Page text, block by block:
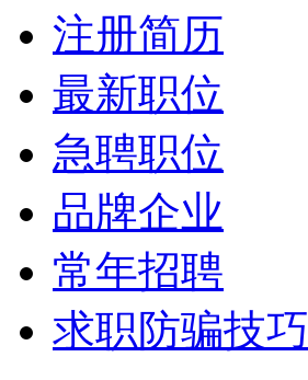
注册简历
最新职位
急聘职位
品牌企业
常年招聘
求职防骗技巧